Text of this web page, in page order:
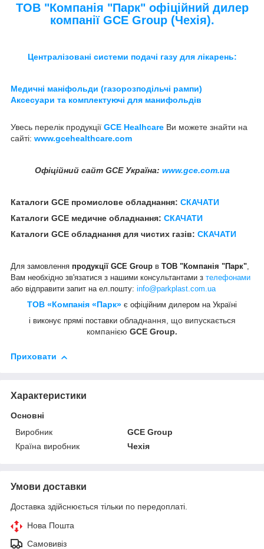
ТОВ "Компанія "Парк" офіційний дилер
компанії GCE Group (Чехія).
Централізовані системи подачі газу для лікарень:
Медичні маніфольди (газорозподільчі рампи)
Аксесуари та комплектуючі для манифольдів
Увесь перелік продукції GCE Healhcare Ви можете знайти на
сайті: www.gcehealthcare.com
Офіційний сайт GCE Україна: www.gce.com.ua
Каталоги GCE промислове обладнання: СКАЧАТИ
Каталоги GCE медичне обладнання: СКАЧАТИ
Каталоги GCE обладнання для чистих газів: СКАЧАТИ
Для замовлення продукції GCE Group в ТОВ "Компанія "Парк",
Вам необхідно зв'язатися з нашими консультантами з телефонами
або відправити запит на ел.пошту: info@parkplast.com.ua
ТОВ «Компанія «Парк» є офіційним дилером на Україні
і виконує прямі поставки обладнання, що випускається
компанією GCE Group.
Приховати
Характеристики
Основні
Виробник
GCE Group
Країна виробник
Чехія
Умови доставки
Доставка здійснюється тільки по передоплаті.
Нова Пошта
Самовивіз